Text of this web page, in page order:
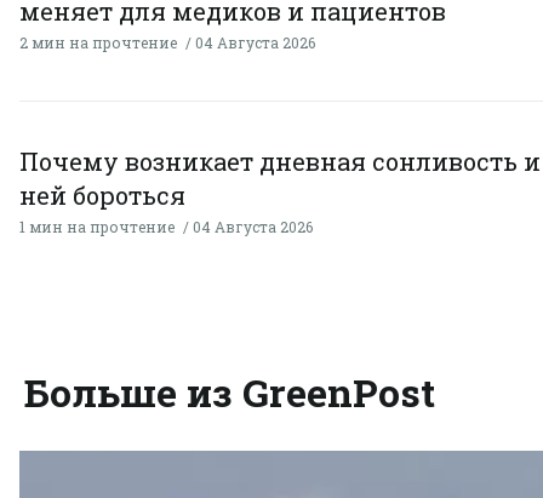
меняет для медиков и пациентов
2 мин на прочтение 04 Августа 2026
Почему возникает дневная сонливость и
ней бороться
1 мин на прочтение 04 Августа 2026
Больше из GreenPost